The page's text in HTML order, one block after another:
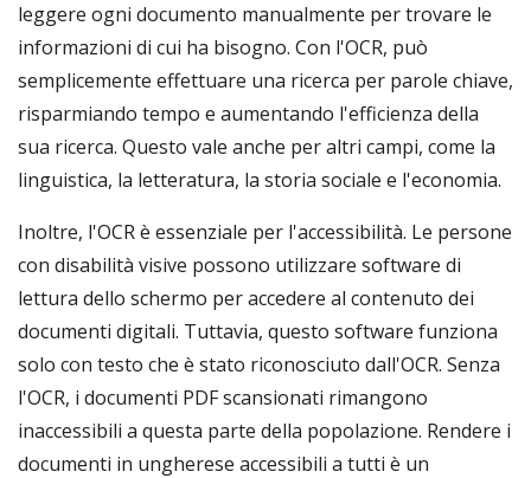
leggere ogni documento manualmente per trovare le
informazioni di cui ha bisogno. Con l'OCR, può
semplicemente effettuare una ricerca per parole chiave,
risparmiando tempo e aumentando l'efficienza della
sua ricerca. Questo vale anche per altri campi, come la
linguistica, la letteratura, la storia sociale e l'economia.
Inoltre, l'OCR è essenziale per l'accessibilità. Le persone
con disabilità visive possono utilizzare software di
lettura dello schermo per accedere al contenuto dei
documenti digitali. Tuttavia, questo software funziona
solo con testo che è stato riconosciuto dall'OCR. Senza
l'OCR, i documenti PDF scansionati rimangono
inaccessibili a questa parte della popolazione. Rendere i
documenti in ungherese accessibili a tutti è un